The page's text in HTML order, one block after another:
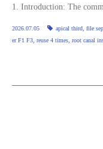
1. Introduction: The
2026.07.05 apical third, file
er F1 F3, reuse 4 times, root canal